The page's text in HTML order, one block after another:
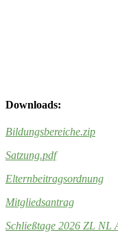
Downloads:
Bildungsbereiche.zip
Satzung.pdf
Elternbeitragsordnung
Mitgliedsantrag
Schließtage 2026 ZL NL